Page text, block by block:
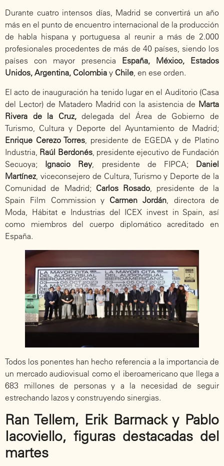
Durante cuatro intensos días, Madrid se convertirá un año
más en el punto de encuentro internacional de la producción
de habla hispana y portuguesa al reunir a más de 2.000
profesionales procedentes de más de 40 países, siendo los
países con mayor presencia España, México, Estados
Unidos, Argentina, Colombia y Chile, en ese orden.
El acto de inauguración ha tenido lugar en el Auditorio (Casa
del Lector) de Matadero Madrid con la asistencia de Marta
Rivera de la Cruz,delegada del Área de Gobierno de
Turismo, Cultura y Deporte del Ayuntamiento de Madrid;
Enrique Cerezo Torres , presidente de EGEDA y de Platino
Industria, Raúl Berdonés, presidente ejecutivo de Fundación
Secuoya; Ignacio Rey, presidente de FIPCA; Daniel
Martínez , viceconsejero de Cultura, Turismo y Deporte de la
Comunidad de Madrid; Carlos Rosado , presidente de la
Spain Film Commission y Carmen Jordán , directora de
Moda, Hábitat e Industrias del ICEX invest in Spain, así
como miembros del cuerpo diplomático acreditado en
España.
Todos los ponentes han hecho referencia a la importancia de
un mercado audiovisual como el iberoamericano que llega a
683 millones de personas y a la necesidad de seguir
estrechando lazos y construyendo sinergias.
Ran Tellem, Erik Barmack y Pablo
Iacoviello, figuras destacadas del
martes